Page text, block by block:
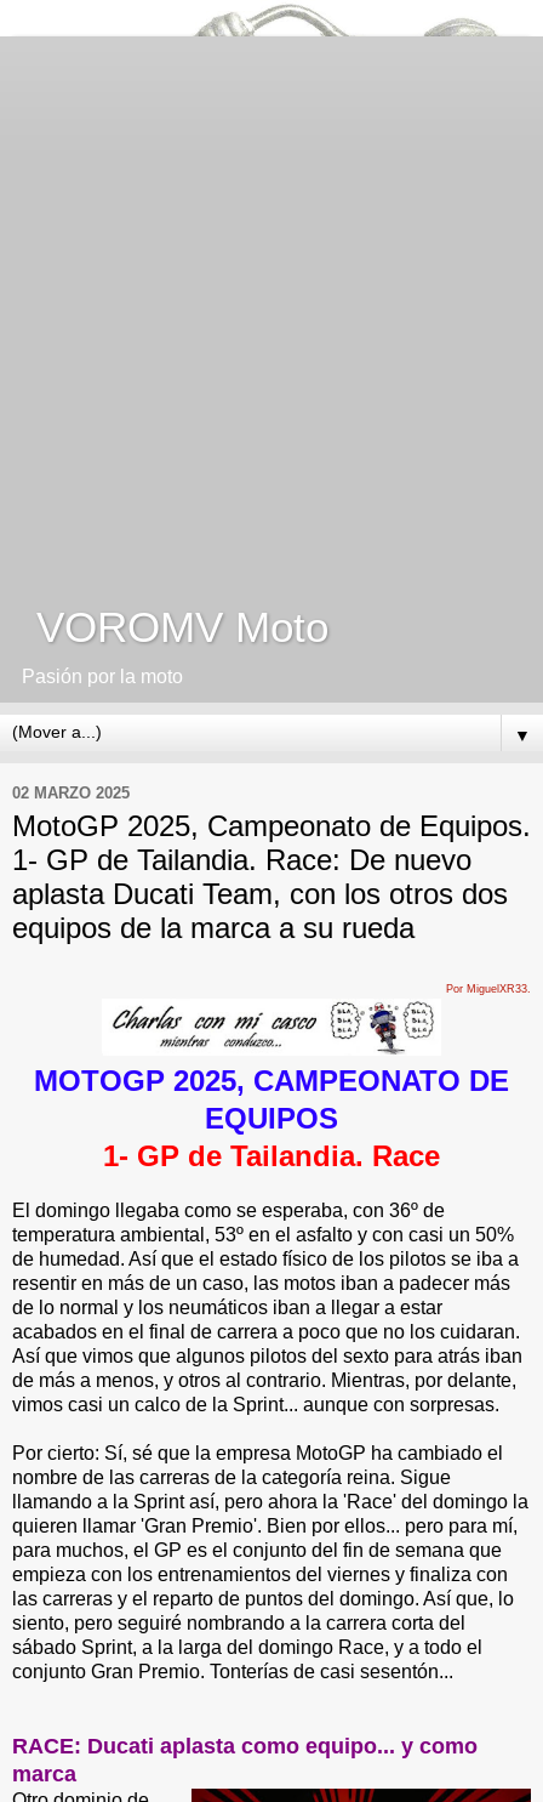
VOROMV Moto
Pasión por la moto
▼
02 MARZO 2025
MotoGP 2025, Campeonato de Equipos.
1- GP de Tailandia. Race: De nuevo
aplasta Ducati Team, con los otros dos
equipos de la marca a su rueda
Por MiguelXR33.
MOTOGP 2025, CAMPEONATO DE
EQUIPOS
1- GP de Tailandia. Race
El domingo llegaba como se esperaba, con 36º de
temperatura ambiental, 53º en el asfalto y con casi un 50%
de humedad. Así que el estado físico de los pilotos se iba a
resentir en más de un caso, las motos iban a padecer más
de lo normal y los neumáticos iban a llegar a estar
acabados en el final de carrera a poco que no los cuidaran.
Así que vimos que algunos pilotos del sexto para atrás iban
de más a menos, y otros al contrario. Mientras, por delante,
vimos casi un calco de la Sprint... aunque con sorpresas.
Por cierto: Sí, sé que la empresa MotoGP ha cambiado el
nombre de las carreras de la categoría reina. Sigue
llamando a la Sprint así, pero ahora la 'Race' del domingo la
quieren llamar 'Gran Premio'. Bien por ellos... pero para mí,
para muchos, el GP es el conjunto del fin de semana que
empieza con los entrenamientos del viernes y finaliza con
las carreras y el reparto de puntos del domingo. Así que, lo
siento, pero seguiré nombrando a la carrera corta del
sábado Sprint, a la larga del domingo Race, y a todo el
conjunto Gran Premio. Tonterías de casi sesentón...
RACE: Ducati aplasta como equipo... y como
marca